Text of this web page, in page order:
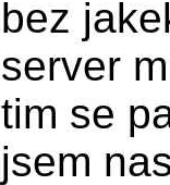
bez
server
tim se
jsem